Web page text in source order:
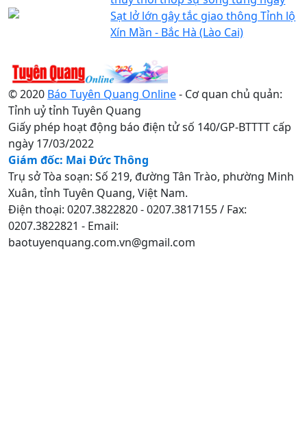
Sạt lở lớn gây tắc giao thông Tỉnh lộ
Xín Mần - Bắc Hà (Lào Cai)
© 2020 Báo Tuyên Quang Online- Cơ quan chủ quản:
Tỉnh uỷ tỉnh Tuyên Quang
Giấy phép hoạt động báo điện tử số 140/GP-BTTTT cấp
ngày 17/03/2022
Giám đốc: Mai Đức Thông
Trụ sở Tòa soạn: Số 219, đường Tân Trào, phường Minh
Xuân, tỉnh Tuyên Quang, Việt Nam.
Điện thoại: 0207.3822820 - 0207.3817155 / Fax:
0207.3822821 - Email:
baotuyenquang.com.vn@gmail.com